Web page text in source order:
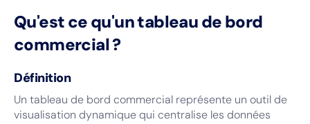
Qu'est ce qu'un tableau de bord
commercial ?
Définition
Un tableau de bord commercial représente un outil de
visualisation dynamique qui centralise les données